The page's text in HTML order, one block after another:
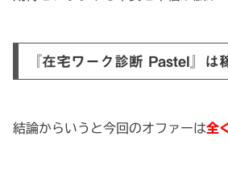
『在宅ワーク診断 Pastel』は
結論からいうと今回のオファーは全